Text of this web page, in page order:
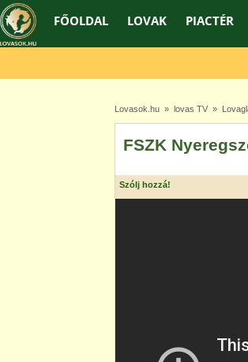
FŐOLDAL LOVAK PIACTÉR
Lovasok.hu» lovas TV»
FSZK
Szólj hozzá!